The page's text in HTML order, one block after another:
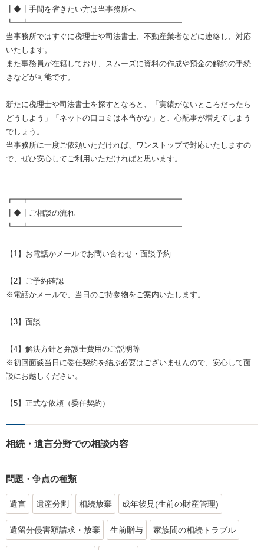
┃◆┃手間を省きたい方は当事務所へ
┗━┻━━━━━━━━━━━━━━━━━━━━
当事務所ではすぐに税理士や司法書士、不動産業者などに連絡し、対応
いたします。
また事務員が在籍しており、スムーズに資料の作成や預金の解約の手続
きなどが可能です。
新たに税理士や司法書士を探すとなると、「実績がないところだったら
どうしよう」「ネットの口コミは本当かな」と、心配事が増えてしまう
でしょう。
当事務所に一度ご依頼いただければ、ワンストップで対応いたしますの
で、ぜひ安心してご利用いただければと思います。
┏━┳━━━━━━━━━━━━━━━━━━━━
┃◆┃ご相談の流れ
┗━┻━━━━━━━━━━━━━━━━━━━━
【1】お電話かメールでお問い合わせ・面談予約
【2】ご予約確認
※電話かメールで、当日のご持参物をご案内いたします。
【3】面談
【4】解決方針と弁護士費用のご説明等
※初回面談当日に委任契約を結ぶ必要はございませんので、安心して面
談にお越しください。
【5】正式な依頼（委任契約）
相続・遺言分野での相談内容
問題・争点の種類
遺言 遺産分割 相続放棄 成年後見(生前の財産管理)
遺留分侵害額請求・放棄 生前贈与 家族間の相続トラブル